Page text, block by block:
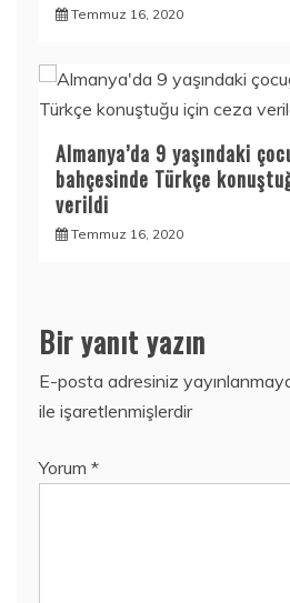
Temmuz 16, 2020
Almanya’da 9 yaşındaki
bahçesinde Türkçe
verildi
Temmuz 16, 2020
Bir yanıt yazın
E-posta adresiniz
ile işaretlenmişlerdir
Yorum *